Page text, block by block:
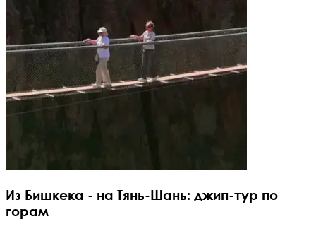
Из Бишкека - на Тянь-Шань: джип-тур по
горам